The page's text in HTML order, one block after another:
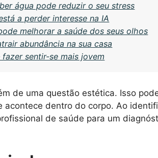
água pode reduzir o seu stress
a perder interesse na IA
melhorar a saúde dos seus olhos
abundância na sua casa
sentir-se mais jovem
de uma questão estética. Isso
acontece dentro do corpo. Ao
de saúde para um